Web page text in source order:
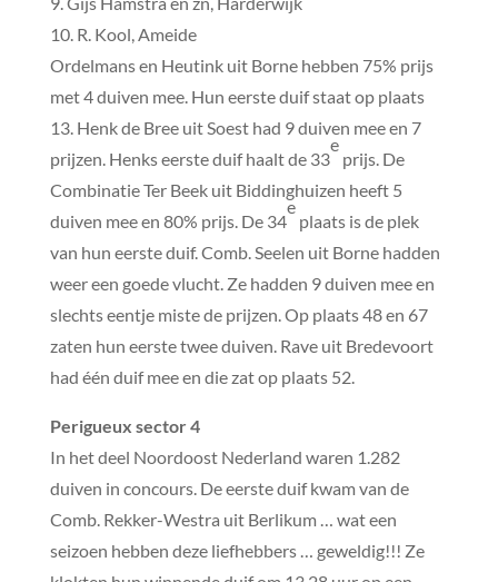
10. R. Kool, Ameide
Ordelmans en Heutink uit Borne hebben 75% prijs
met 4 duiven mee. Hun eerste duif staat op plaats
13. Henk de Bree uit Soest had 9 duiven mee en 7
prijzen. Henks eerste duif haalt de 33
e
prijs. De
Combinatie Ter Beek uit Biddinghuizen heeft 5
duiven mee en 80% prijs. De 34
e
plaats is de plek
van hun eerste duif. Comb. Seelen uit Borne hadden
weer een goede vlucht. Ze hadden 9 duiven mee en
slechts eentje miste de prijzen. Op plaats 48 en 67
zaten hun eerste twee duiven. Rave uit Bredevoort
had één duif mee en die zat op plaats 52.
Perigueux sector 4
In het deel Noordoost Nederland waren 1.282
duiven in concours. De eerste duif kwam van de
Comb. Rekker-Westra uit Berlikum … wat een
seizoen hebben deze liefhebbers … geweldig!!! Ze